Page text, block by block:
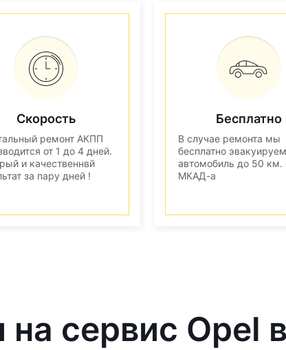
Скорость
ремонт АКПП
от 1 до 4 дней.
и качественнвй
за пару дней !
Бесплатно
В случае ремонта мы
бесплатно
автомобиль до 50 км.
МКАД-а
сервис Opel